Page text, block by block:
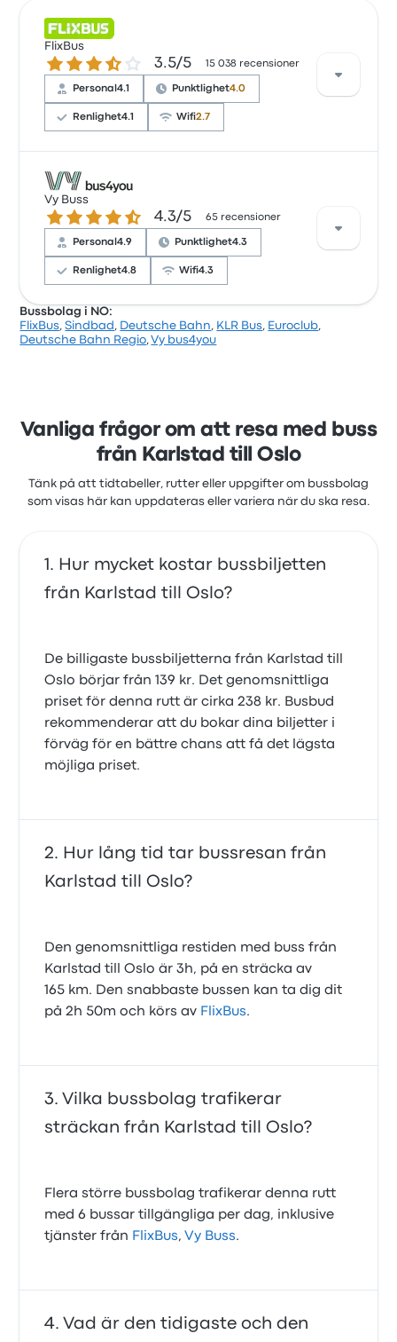
FlixBus
3.5 ur 5 stjärnor 3.5/5 15 038 recensioner
Personal4.1 Punktlighet4.0
Renlighet4.1 Wifi2.7
Baserat på 15038 recensioner har företaget 3.5
stjärnor på Busbud. Resenärerna var särskilt nöjda
med biljettåtkomsten och temperaturen men
Vy Buss
4.3 ur 5 stjärnor 4.3/5 65 recensioner
Personal4.9 Punktlighet4.3
Renlighet4.8 Wifi4.3
Baserat på 65 recensioner har företaget 4.3 stjärnor
Bussbolag i NO:
FlixBus,Sindbad , Deutsche Bahn, KLR Bus, Euroclub,
Deutsche Bahn Regio,Vy bus4you
Vanliga frågor om att resa med buss
från Karlstad till Oslo
Tänk på att tidtabeller, rutter eller uppgifter om bussbolag
som visas här kan uppdateras eller variera när du ska resa.
Hur mycket kostar bussbiljetten
från Karlstad till Oslo?
De billigaste bussbiljetterna från Karlstad till
Oslo börjar från 139 kr. Det genomsnittliga
priset för denna rutt är cirka 238 kr. Busbud
rekommenderar att du bokar dina biljetter i
förväg för en bättre chans att få det lägsta
möjliga priset.
Hur lång tid tar bussresan från
Karlstad till Oslo?
Den genomsnittliga restiden med buss från
Karlstad till Oslo är 3h, på en sträcka av
165 km. Den snabbaste bussen kan ta dig dit
på 2h 50m och körs av FlixBus.
Vilka bussbolag trafikerar
sträckan från Karlstad till Oslo?
Flera större bussbolag trafikerar denna rutt
med 6 bussar tillgängliga per dag, inklusive
tjänster från FlixBus, Vy Buss.
Vad är den tidigaste och den